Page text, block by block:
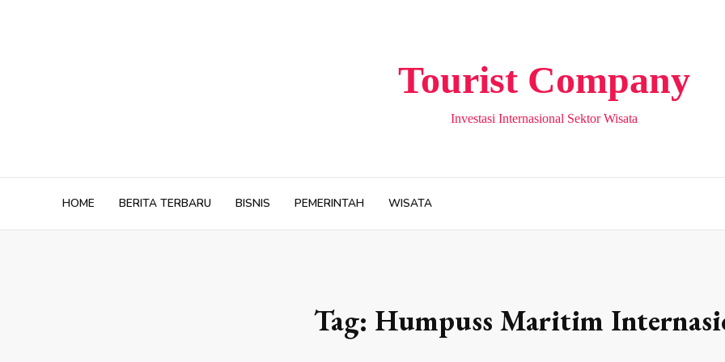
Tourist Company
Investasi Internasional Sektor Wisata
HOME BERITA TERBARU BISNIS PEMERINTAH WISATA
Tag: Humpuss Maritim